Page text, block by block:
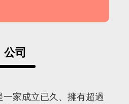
公司
家成立已久、擁有超過